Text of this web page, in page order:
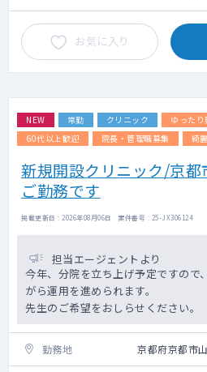
お気に入り
NEW 常勤 クリニック ゆったり
60代以上歓迎
院長・管理職募集 綺
新規開設クリニック/京
ご勤務です
掲載更新日 : 2026年08月06日 案件番号 : 25-JX306124
担当エージェントより
今年、分院を立ち上げ予定ですので
がら運用を進められます。
先生のご希望をおしらせください。
勤務地 京都府京都市